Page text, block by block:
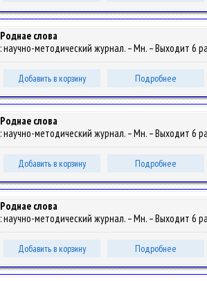
Роднае слова
: научно-методический журнал. – Мн. – Выходит 6
Добавить в корзину Подробнее
Роднае слова
: научно-методический журнал. – Мн. – Выходит 6
Добавить в корзину Подробнее
Роднае слова
: научно-методический журнал. – Мн. – Выходит 6
Добавить в корзину Подробнее